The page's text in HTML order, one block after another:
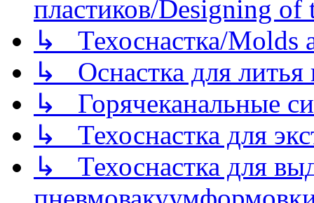
пластиков/Designing of
↳ Техоснастка/Molds
↳ Оснастка для литья
↳ Горячеканальные
↳ Техоснастка для
↳ Техоснастка для